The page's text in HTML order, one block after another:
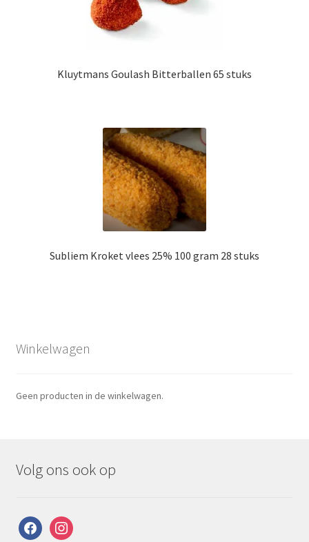
Kluytmans Goulash Bitterballen 65 stuks
Subliem Kroket vlees 25% 100 gram 28 stuks
Winkelwagen
Geen producten in de winkelwagen.
Volg ons ook op
facebookinstagram